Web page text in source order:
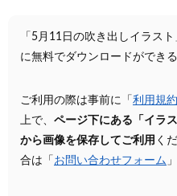
「5月11日の吹き出しイラス
に無料でダウンロードができ
ご利用の際は事前に「 利用規約
上で、 ページ下にある「イラ
から画像を保存してご利用 く
合は「 お問い合わせフォーム